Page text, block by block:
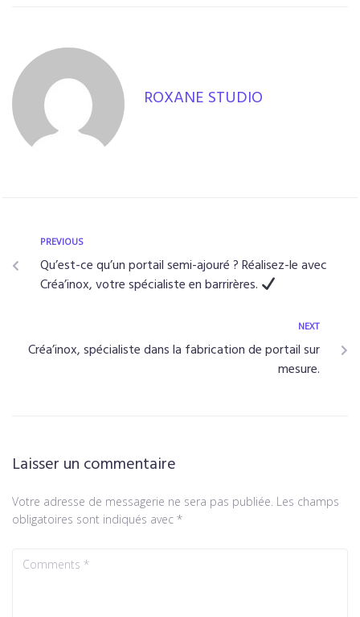
ROXANE STUDIO
PREVIOUS
Qu’est-ce qu’un portail semi-ajouré ? Réalisez-le avec
Créa’inox, votre spécialiste en barrirères.
NEXT
Créa’inox, spécialiste dans la fabrication de portail sur
mesure.
Laisser un commentaire
Votre adresse de messagerie ne sera pas publiée. Les champs
obligatoires sont indiqués avec *